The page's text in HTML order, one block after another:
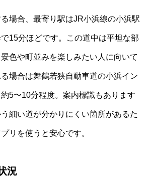
場合、最寄り駅はJR小浜線の小浜駅
15分ほどです。この道中は平坦な部
色や町並みを楽しみたい人に向いて
場合は舞鶴若狭自動車道の小浜イン
5〜10分程度。案内標識もあります
細い道が分かりにくい箇所があるた
リを使うと安心です。
況